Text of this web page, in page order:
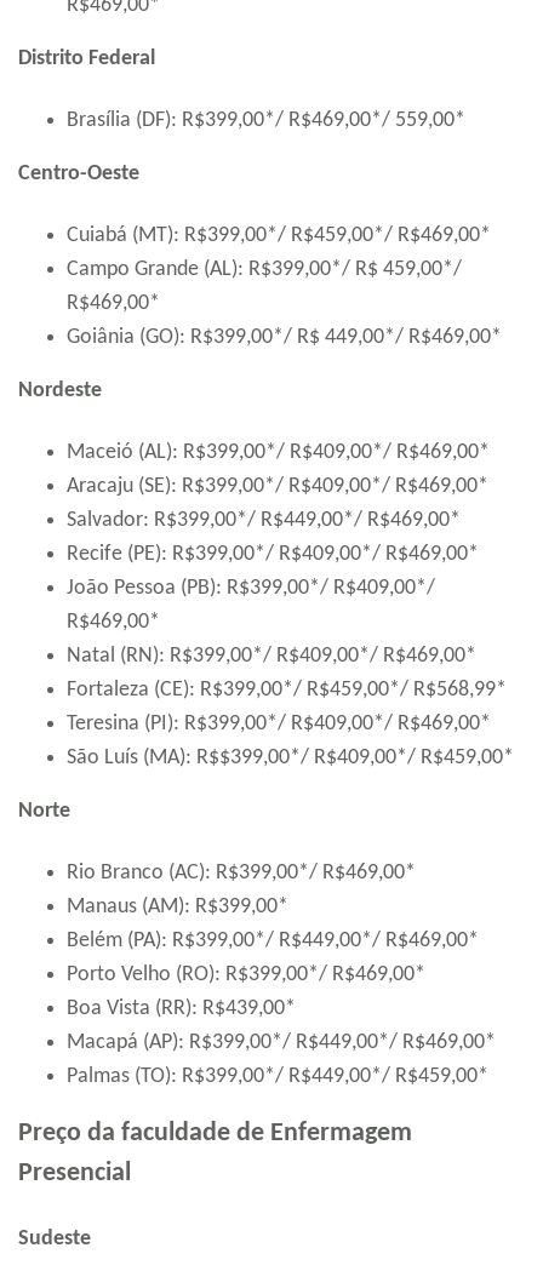
R$469,00*
Distrito Federal
Brasília (DF): R$399,00*/ R$469,00*/ 559,00*
Centro-Oeste
Cuiabá (MT): R$399,00*/ R$459,00*/ R$469,00*
Campo Grande (AL): R$399,00*/ R$ 459,00*/
R$469,00*
Goiânia (GO): R$399,00*/ R$ 449,00*/ R$469,00*
Nordeste
Maceió (AL): R$399,00*/ R$409,00*/ R$469,00*
Aracaju (SE): R$399,00*/ R$409,00*/ R$469,00*
Salvador: R$399,00*/ R$449,00*/ R$469,00*
Recife (PE): R$399,00*/ R$409,00*/ R$469,00*
João Pessoa (PB): R$399,00*/ R$409,00*/
R$469,00*
Natal (RN): R$399,00*/ R$409,00*/ R$469,00*
Fortaleza (CE): R$399,00*/ R$459,00*/ R$568,99*
Teresina (PI): R$399,00*/ R$409,00*/ R$469,00*
São Luís (MA): R$$399,00*/ R$409,00*/ R$459,00*
Norte
Rio Branco (AC): R$399,00*/ R$469,00*
Manaus (AM): R$399,00*
Belém (PA): R$399,00*/ R$449,00*/ R$469,00*
Porto Velho (RO): R$399,00*/ R$469,00*
Boa Vista (RR): R$439,00*
Macapá (AP): R$399,00*/ R$449,00*/ R$469,00*
Palmas (TO): R$399,00*/ R$449,00*/ R$459,00*
Preço da faculdade de Enfermagem
Presencial
Sudeste